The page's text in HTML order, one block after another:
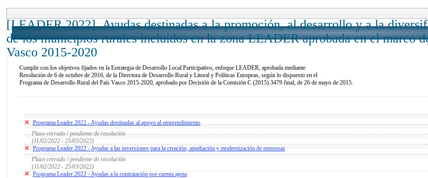
[LEADER 2022] Ayudas destinadas a la promoción, al desarrollo y a la
de los municipios rurales incluidos en la zona LEADER aprobada en el marco
Vasco 2015-2020
Cumplir con los objetivos fijados en la Estrategia de Desarrollo Local Participativo, enfoque LEADER, aprobada mediante
Resolución de 6 de octubre de 2016, de la Directora de Desarrollo Rural y Litoral y Políticas Europeas, según lo dispuesto en el
Programa de Desarrollo Rural del País Vasco 2015-2020, aprobado por Decisión de la Comisión C (2015) 3479 final, de 26 de mayo de 2015.
Programa Leader 2022 - Ayudas destinadas al apoyo al emprendimiento
Plazo cerrado / pendiente de resolución
(11/02/2022 - 25/03/2022)
Programa Leader 2022 - Ayudas a las inversiones para la creación, ampliación y modernización de empresas
Plazo cerrado / pendiente de resolución
(11/02/2022 - 25/03/2022)
Programa Leader 2022 - Ayudas a la contratación por cuenta ajena